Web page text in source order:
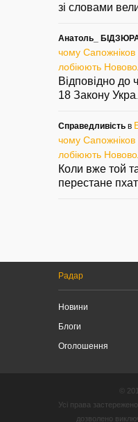
зі словами
Анатоль_
чому Сапожніков
лобіюють
Відповідно до
18 Закону Укра
Справедливість в
чому Сапожніков
лобіюють
Коли вже той
перестане
Радар
Новини
Блоги
Оголошення
©
Усі права
дозволено